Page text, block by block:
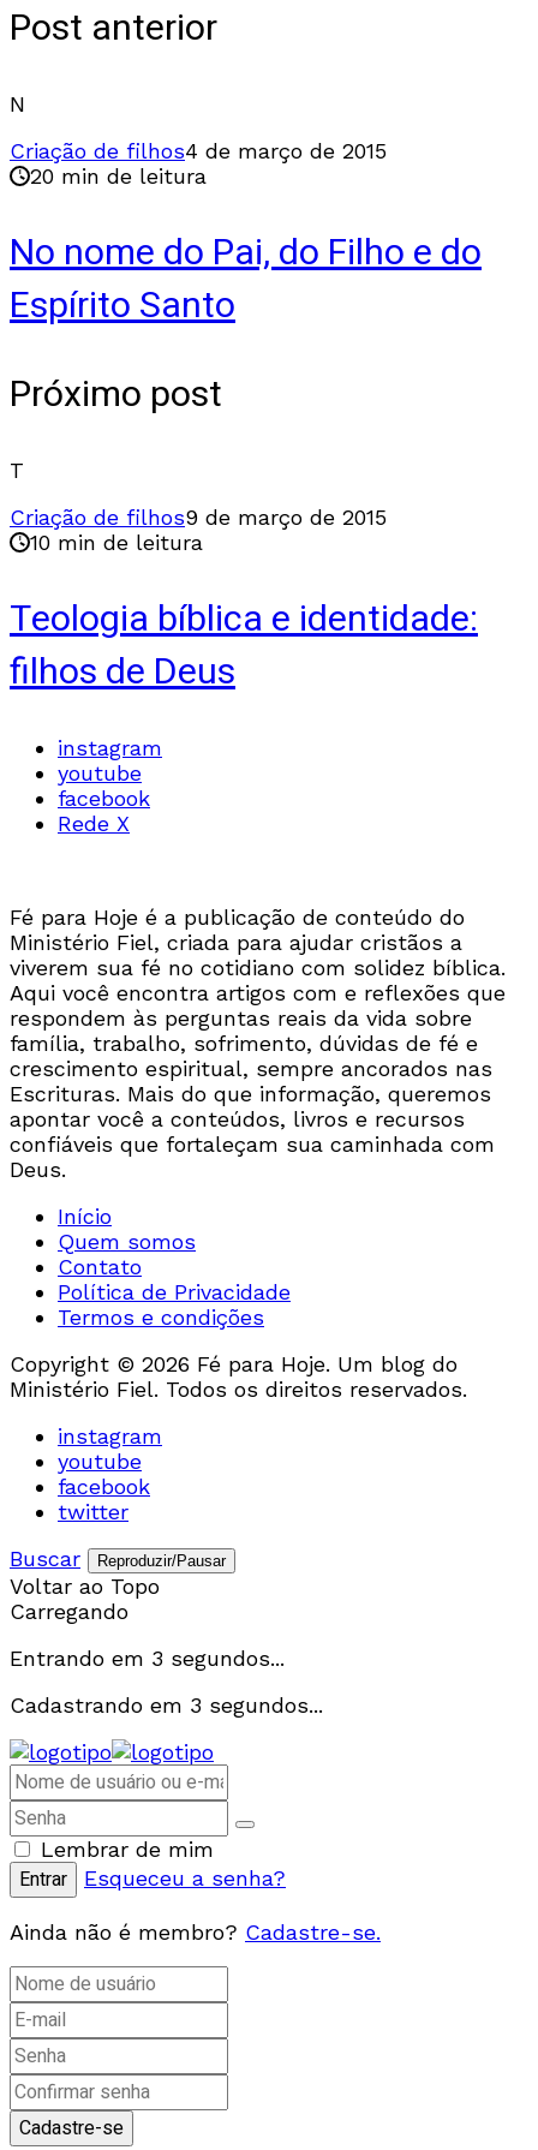
Post anterior
N
Criação de filhos4 de março de 2015
20 min de leitura
No nome do Pai, do Filho e do
Espírito Santo
Próximo post
T
Criação de filhos9 de março de 2015
10 min de leitura
Teologia bíblica e identidade:
filhos de Deus
instagram
youtube
facebook
Rede X
Fé para Hoje é a publicação de conteúdo do
Ministério Fiel, criada para ajudar cristãos a
viverem sua fé no cotidiano com solidez bíblica.
Aqui você encontra artigos com e reflexões que
respondem às perguntas reais da vida sobre
família, trabalho, sofrimento, dúvidas de fé e
crescimento espiritual, sempre ancorados nas
Escrituras. Mais do que informação, queremos
apontar você a conteúdos, livros e recursos
confiáveis que fortaleçam sua caminhada com
Deus.
Início
Quem somos
Contato
Política de Privacidade
Termos e condições
Copyright © 2026 Fé para Hoje. Um blog do
Ministério Fiel. Todos os direitos reservados.
instagram
youtube
facebook
twitter
Buscar
Reproduzir/Pausar
Voltar ao Topo
Carregando
Entrando em 3 segundos...
Cadastrando em 3 segundos...
Lembrar de mim
Esqueceu a senha?
Ainda não é membro? Cadastre-se.